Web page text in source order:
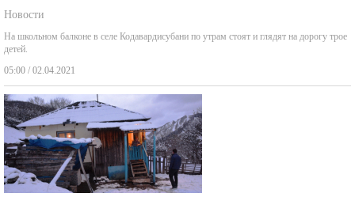
Новости
На школьном балконе в селе Кодавардисубани по утрам стоят и глядят на дорогу трое
детей.
05:00 / 02.04.2021